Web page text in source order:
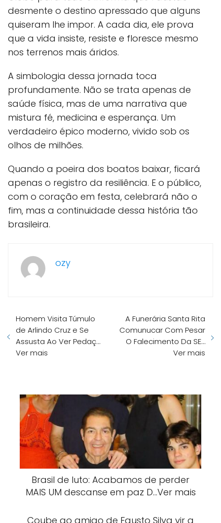
desmente o destino apressado que alguns
quiseram lhe impor. A cada dia, ele prova
que a vida insiste, resiste e floresce mesmo
nos terrenos mais áridos.
A simbologia dessa jornada toca
profundamente. Não se trata apenas de
saúde física, mas de uma narrativa que
mistura fé, medicina e esperança. Um
verdadeiro épico moderno, vivido sob os
olhos de milhões.
Quando a poeira dos boatos baixar, ficará
apenas o registro da resiliência. E o público,
com o coração em festa, celebrará não o
fim, mas a continuidade dessa história tão
brasileira.
ozy
Homem Visita Túmulo
de Arlindo Cruz e Se
Assusta Ao Ver Pedaç…
Ver mais
A Funerária Santa Rita
Comunucar Com Pesar
O Falecimento Da SE…
Ver mais
Brasil de luto: Acabamos de perder
MAIS UM descanse em paz D…Ver mais
Coube ao amigo de Fausto Silva vir a